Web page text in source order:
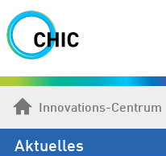
Innovations-Centrum
Aktuelles